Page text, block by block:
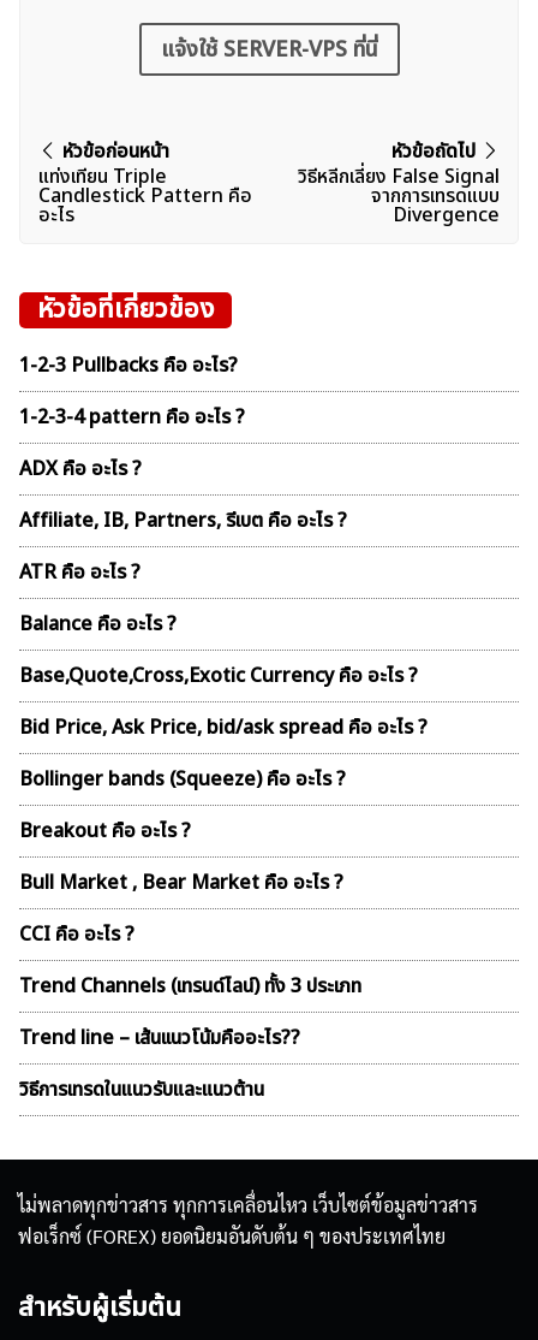
แจ้งใช้ SERVER-VPS ที่นี่
แนะแนว
เรื่อง
หัวข้อก่อนหน้า
แท่งเทียน Triple
Candlestick Pattern คือ
อะไร
หัวข้อถัดไป
วิธีหลีกเลี่ยง False Signal
จากการเทรดแบบ
Divergence
หัวข้อที่เกี่ยวข้อง
1-2-3 Pullbacks คือ อะไร?
1-2-3-4 pattern คือ อะไร ?
ADX คือ อะไร ?
Affiliate, IB, Partners, รีเบต คือ อะไร ?
ATR คือ อะไร ?
Balance คือ อะไร ?
Base,Quote,Cross,Exotic Currency คือ อะไร ?
Bid Price, Ask Price, bid/ask spread คือ อะไร ?
Bollinger bands (Squeeze) คือ อะไร ?
Breakout คือ อะไร ?
Bull Market , Bear Market คือ อะไร ?
CCI คือ อะไร ?
Trend Channels (เทรนด์ไลน์) ทั้ง 3 ประเภท
Trend line – เส้นเเนวโน้มคืออะไร??
วิธีการเทรดในแนวรับและแนวต้าน
ไม่พลาดทุกข่าวสาร ทุกการเคลื่อนไหว เว็บไซต์ข้อมูลข่าวสาร
ฟอเร็กซ์ (FOREX) ยอดนิยมอันดับต้น ๆ ของประเทศไทย
สำหรับผู้เริ่มต้น